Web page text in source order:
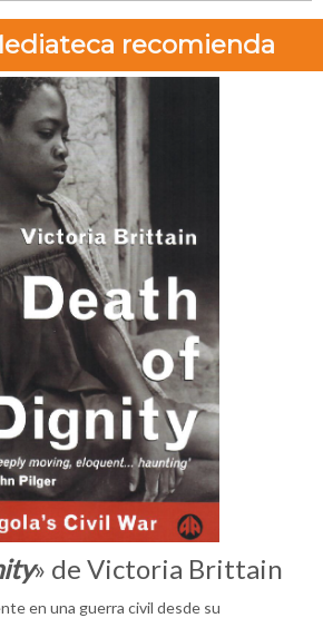
recomienda
» de Victoria Brittain
en una guerra civil desde su